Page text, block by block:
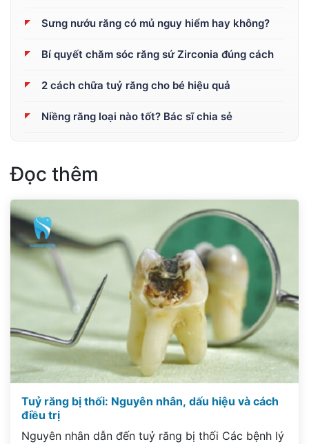
Sưng nướu răng có mủ nguy hiểm hay không?
Bí quyết chăm sóc răng sứ Zirconia đúng cách
2 cách chữa tuỷ răng cho bé hiệu quả
Niềng răng loại nào tốt? Bác sĩ chia sẻ
Đọc thêm
Tuỷ răng bị thối: Nguyên nhân, dấu hiệu và cách
điều trị
Nguyên nhân dẫn đến tuỷ răng bị thối Các bệnh lý